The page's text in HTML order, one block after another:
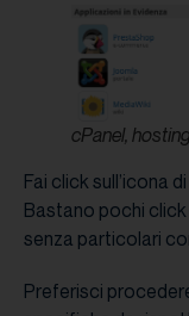
cPanel,
Fai click sull’icona
Bastano pochi click
senza particolari
Preferisci